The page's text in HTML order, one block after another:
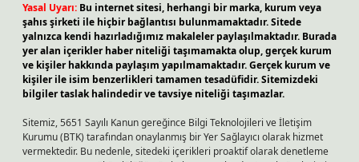
Yasal Uyarı: Bu internet sitesi, herhangi bir marka, kurum veya
şahıs şirketi ile hiçbir bağlantısı bulunmamaktadır. Sitede
yalnızca kendi hazırladığımız makaleler paylaşılmaktadır. Burada
yer alan içerikler haber niteliği taşımamakta olup, gerçek kurum
ve kişiler hakkında paylaşım yapılmamaktadır. Gerçek kurum ve
kişiler ile isim benzerlikleri tamamen tesadüfidir. Sitemizdeki
bilgiler taslak halindedir ve tavsiye niteliği taşımazlar.
Sitemiz, 5651 Sayılı Kanun gereğince Bilgi Teknolojileri ve İletişim
Kurumu (BTK) tarafından onaylanmış bir Yer Sağlayıcı olarak hizmet
vermektedir. Bu nedenle, sitedeki içerikleri proaktif olarak denetleme